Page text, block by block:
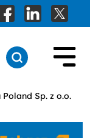
Poland Sp. z o.o.